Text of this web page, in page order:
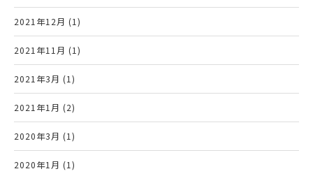
2021年12月 (1)
2021年11月 (1)
2021年3月 (1)
2021年1月 (2)
2020年3月 (1)
2020年1月 (1)